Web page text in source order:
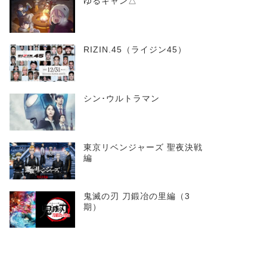
RIZIN.45（ライジン45）
シン･ウルトラマン
東京リベンジャーズ 聖夜決戦
編
鬼滅の刃 刀鍛冶の里編（3
期）